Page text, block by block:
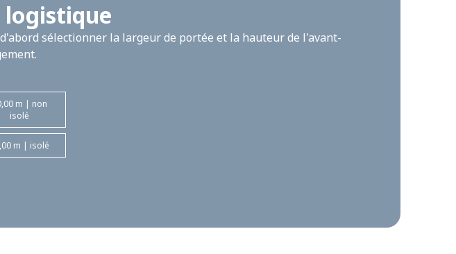
logistique
sélectionner la largeur de portée et la hauteur de l'avant-
m | non
isolé
m | isolé